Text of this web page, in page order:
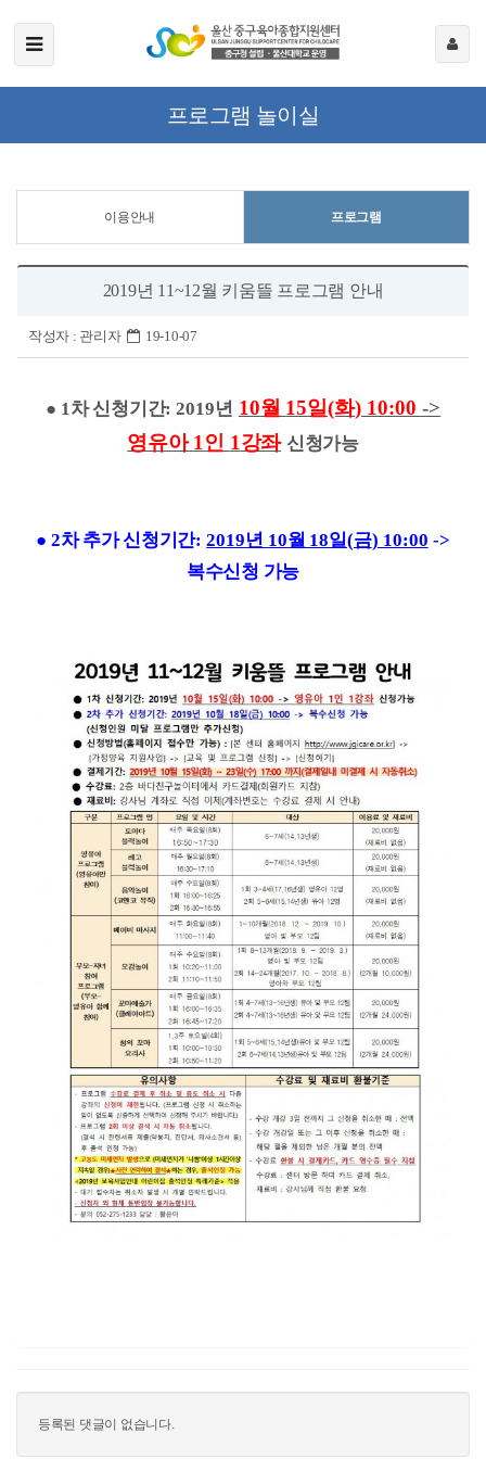
프로그램 놀이실
이용안내 프로그램
2019년 11~12월 키움뜰 프로그램 안내
작성자 : 관리자 19-10-07
● 1차 신청기간: 2019년 10월 15일(화) 10:00->
영유아1 인 1강좌 신청가능
● 2차 추가 신청기간:2019년 10월 18일(금) 10:00 ->
복수신청 가능
등록된 댓글이 없습니다.